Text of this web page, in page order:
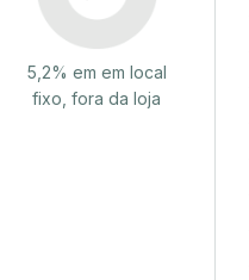
5,2% em em local
fixo, fora da loja